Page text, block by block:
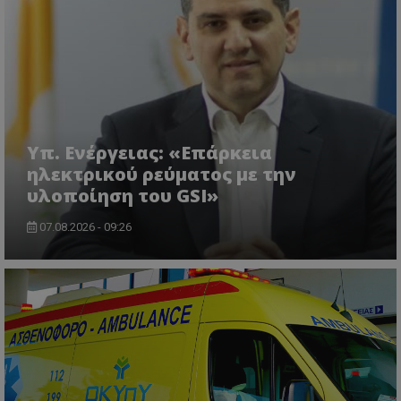
Υπ. Ενέργειας: «Επάρκεια
ηλεκτρικού ρεύματος με την
υλοποίηση του GSI»
07.08.2026 - 09:26
Microsoft Corporation
VISITOR_PRIVACY_METADATA
YouTube
.youtube.com